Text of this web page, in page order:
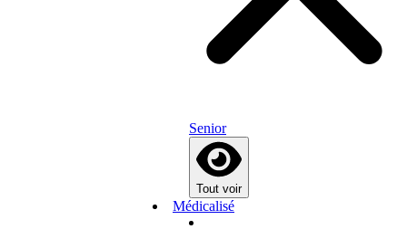
Senior
Tout voir
Médicalisé